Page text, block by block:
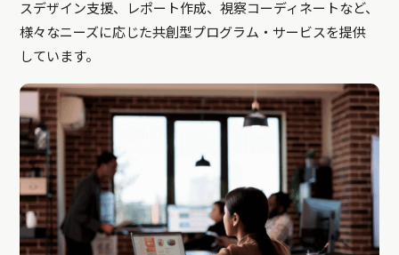
スデザイン支援、レポート作成、視察コーディネートなど、
様々なニーズに応じた共創型プログラム・サービスを提供
しています。